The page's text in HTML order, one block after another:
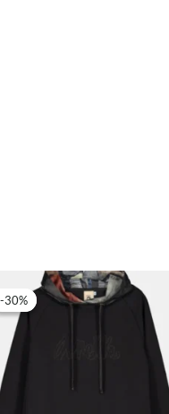
-30%
-30%